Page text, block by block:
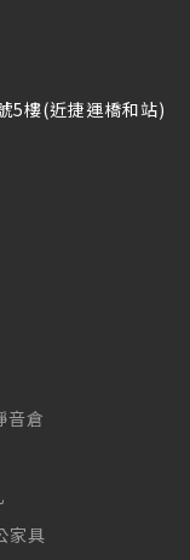
5樓(近捷運橋和站)
音倉
家具